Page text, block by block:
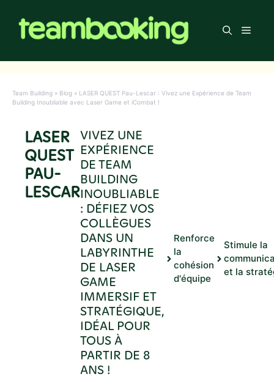
contenu
Menu
Team Building » Blog » LASER QUEST Pau-Lescar : Vivez une Expérience de Team
Building Inoubliable avec Laser Game et iCombat !
LASER
QUEST
PAU-
LESCAR
VIVEZ UNE
EXPÉRIENCE
DE TEAM
BUILDING
INOUBLIABLE
: DÉFIEZ VOS
COLLÈGUES
DANS UN
LABYRINTHE
DE LASER
GAME
IMMERSIF ET
STRATÉGIQUE,
IDÉAL POUR
TOUS À
PARTIR DE 8
ANS !
Renforce
la
cohésion
d'équipe
Stimule la
et la